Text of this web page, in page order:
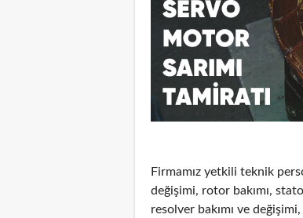
Firmamız yetkili teknik
değişimi, rotor bakımı,
resolver bakımı ve